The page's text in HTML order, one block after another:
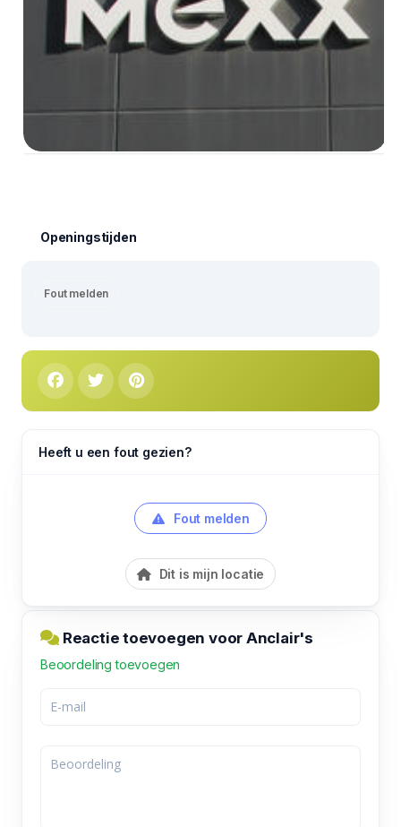
Openingstijden
Fout melden
Heeft u een fout gezien?
Fout melden
Dit is mijn locatie
Reactie toevoegen voor Anclair's
Beoordeling toevoegen